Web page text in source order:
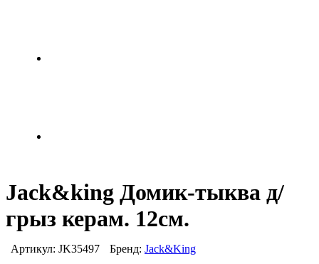
Jack&king Домик-тыква д/
грыз керам. 12см.
Артикул: JK35497 Бренд: Jack&King